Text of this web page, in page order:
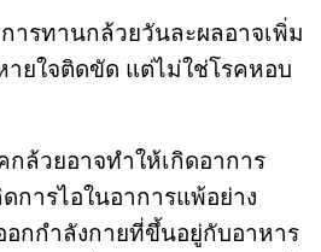
ารทานกล้วยวันละผลอาจเพิ่ม
ายใจติดขัด แต่ไม่ใช่โรคหอบ
ล้วยอาจทำให้เกิดอาการ
การไอในอาการแพ้อย่าง
อกกำลังกายที่ขึ้นอยู่กับอาหาร